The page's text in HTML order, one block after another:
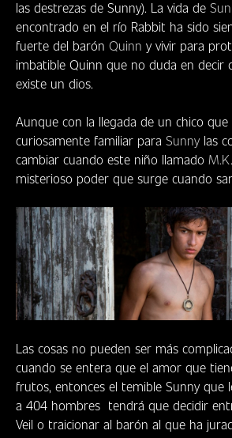
las destrezas de Sunny). La vida de
encontrado en el río Rabbit ha sido
fuerte del barón Quinn y vivir para
imbatible Quinn que no duda en decir
existe un dios.
Aunque con la llegada de un chico
curiosamente familiar para Sunny las
cambiar cuando este niño llamado M.K.
misterioso poder que surge cuando
Las cosas no pueden ser más
cuando se entera que el amor que
frutos, entonces el temible Sunny que
a 404 hombres tendrá que decidir
Veil o traicionar al barón al que ha